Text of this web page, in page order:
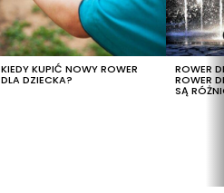
KIEDY KUPIĆ NOWY ROWER
DLA DZIECKA?
ROWER
ROWER
SĄ